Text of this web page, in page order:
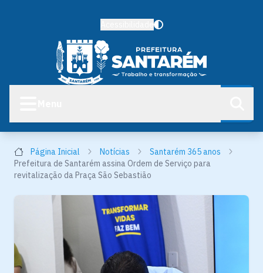
Página Inicial Notícias
Santarém 365 anos
Prefeitura de Santarém assina Ordem de Serviço para
revitalização da Praça São Sebastião